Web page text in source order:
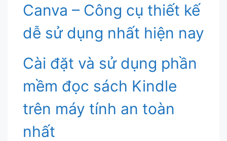
Canva – Công cụ thiết kế
dễ sử dụng nhất hiện nay
Cài đặt và sử dụng phần
mềm đọc sách Kindle
trên máy tính an toàn
nhất